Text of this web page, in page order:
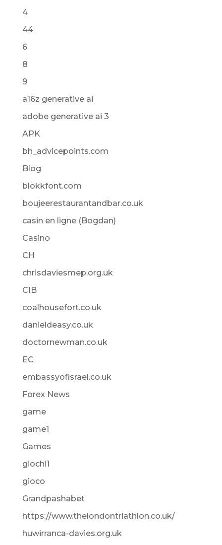
4
44
6
8
9
a16z generative ai
adobe generative ai 3
APK
bh_advicepoints.com
Blog
blokkfont.com
boujeerestaurantandbar.co.uk
casin en ligne (Bogdan)
Casino
CH
chrisdaviesmep.org.uk
CIB
coalhousefort.co.uk
danieldeasy.co.uk
doctornewman.co.uk
EC
embassyofisrael.co.uk
Forex News
game
game1
Games
giochi1
gioco
Grandpashabet
https://www.thelondontriathlon.co.uk/
huwirranca-davies.org.uk